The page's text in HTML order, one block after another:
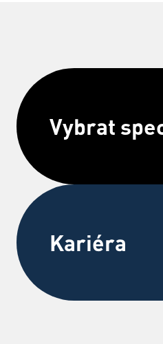
Vybrat
Kariéra